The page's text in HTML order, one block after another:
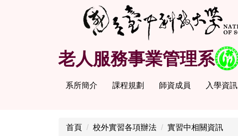
老人服務事業管理系
系所簡介 課程規劃 師資成員 入學資訊
首頁 校外實習各項辦法 實習中相關資訊